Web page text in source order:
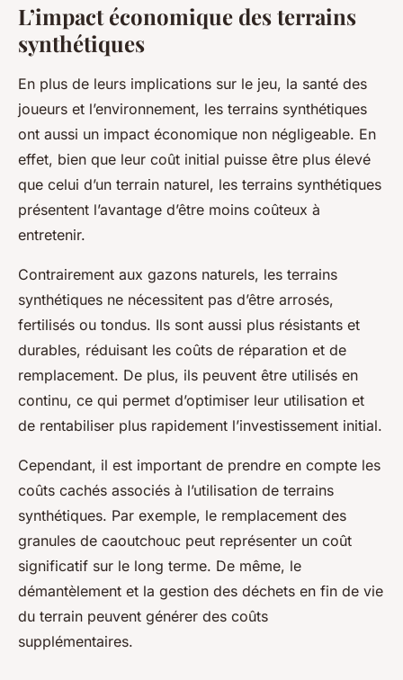
L’impact économique des terrains
synthétiques
En plus de leurs implications sur le jeu, la santé des
joueurs et l’environnement, les terrains synthétiques
ont aussi un impact économique non négligeable. En
effet, bien que leur coût initial puisse être plus élevé
que celui d’un terrain naturel, les terrains synthétiques
présentent l’avantage d’être moins coûteux à
entretenir.
Contrairement aux gazons naturels, les terrains
synthétiques ne nécessitent pas d’être arrosés,
fertilisés ou tondus. Ils sont aussi plus résistants et
durables, réduisant les coûts de réparation et de
remplacement. De plus, ils peuvent être utilisés en
continu, ce qui permet d’optimiser leur utilisation et
de rentabiliser plus rapidement l’investissement initial.
Cependant, il est important de prendre en compte les
coûts cachés associés à l’utilisation de terrains
synthétiques. Par exemple, le remplacement des
granules de caoutchouc peut représenter un coût
significatif sur le long terme. De même, le
démantèlement et la gestion des déchets en fin de vie
du terrain peuvent générer des coûts
supplémentaires.